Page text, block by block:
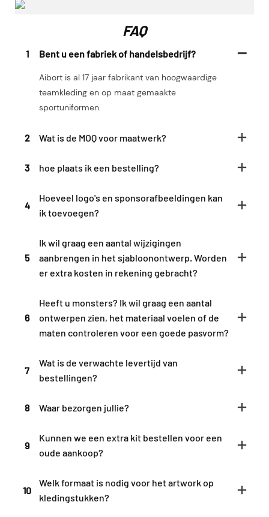
FAQ
1 Bent u een fabriek of handelsbedrijf?
Aibort is al 17 jaar fabrikant van hoogwaardige
teamkleding en op maat gemaakte
sportuniformen.
2 Wat is de MOQ voor maatwerk?
3 hoe plaats ik een bestelling?
4
Hoeveel logo's en sponsorafbeeldingen kan
ik toevoegen?
5
Ik wil graag een aantal wijzigingen
aanbrengen in het sjabloonontwerp. Worden
er extra kosten in rekening gebracht?
6
Heeft u monsters? Ik wil graag een aantal
ontwerpen zien, het materiaal voelen of de
maten controleren voor een goede pasvorm?
7
Wat is de verwachte levertijd van
bestellingen?
8 Waar bezorgen jullie?
9
Kunnen we een extra kit bestellen voor een
oude aankoop?
10
Welk formaat is nodig voor het artwork op
kledingstukken?